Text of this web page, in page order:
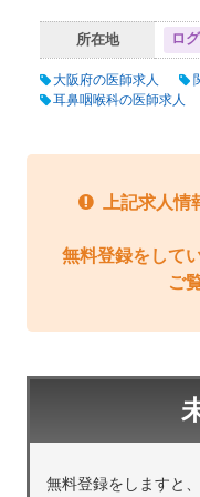
所在地 ロ
大阪府の医師求人
耳鼻咽喉科の医師求人
上記求人情
無料登録をして
ご
無料登録をしますと